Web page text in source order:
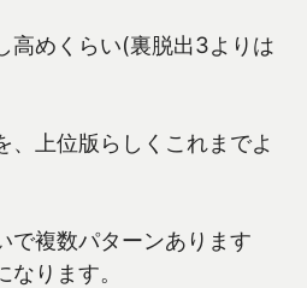
高めくらい(裏脱出3よりは
、上位版らしくこれまでよ
で複数パターンあります
ります。